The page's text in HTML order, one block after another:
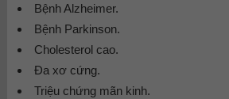
Bệnh Alzheimer.
Bệnh Parkinson.
Cholesterol cao.
Đa xơ cứng.
Triệu chứng mãn kinh.